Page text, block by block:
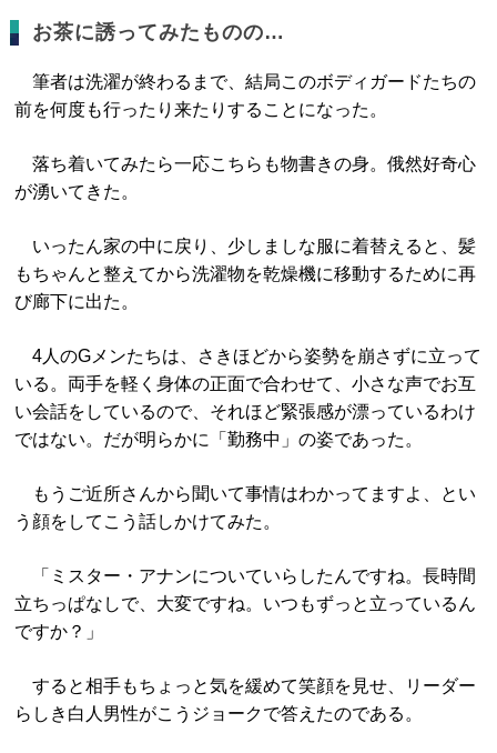
お茶に誘ってみたものの…
筆者は洗濯が終わるまで、結局このボディガードたちの
前を何度も行ったり来たりすることになった。
落ち着いてみたら一応こちらも物書きの身。俄然好奇心
が湧いてきた。
いったん家の中に戻り、少しましな服に着替えると、髪
もちゃんと整えてから洗濯物を乾燥機に移動するために再
び廊下に出た。
4人のGメンたちは、さきほどから姿勢を崩さずに立って
いる。両手を軽く身体の正面で合わせて、小さな声でお互
い会話をしているので、それほど緊張感が漂っているわけ
ではない。だが明らかに「勤務中」の姿であった。
もうご近所さんから聞いて事情はわかってますよ、とい
う顔をしてこう話しかけてみた。
「ミスター・アナンについていらしたんですね。長時間
立ちっぱなしで、大変ですね。いつもずっと立っているん
ですか？」
すると相手もちょっと気を緩めて笑顔を見せ、リーダー
らしき白人男性がこうジョークで答えたのである。